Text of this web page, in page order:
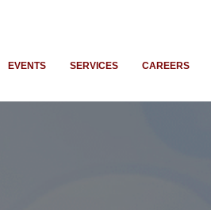
EVENTS SERVICES CAREERS